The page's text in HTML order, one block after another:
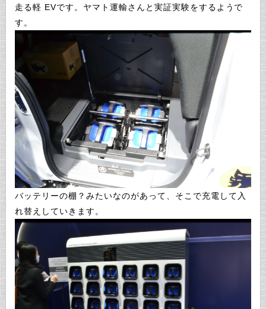
走る軽 EVです。ヤマト運輸さんと実証実験をするようで
バッテリーの棚？みたいなのがあって、そこで充電して入
れ替えしていきます。